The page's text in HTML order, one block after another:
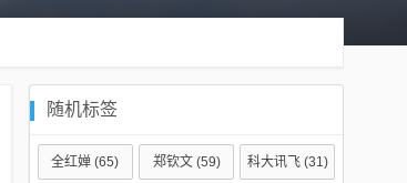
随机标签
全红婵 (65) 郑钦文(59) 科大讯飞(31)